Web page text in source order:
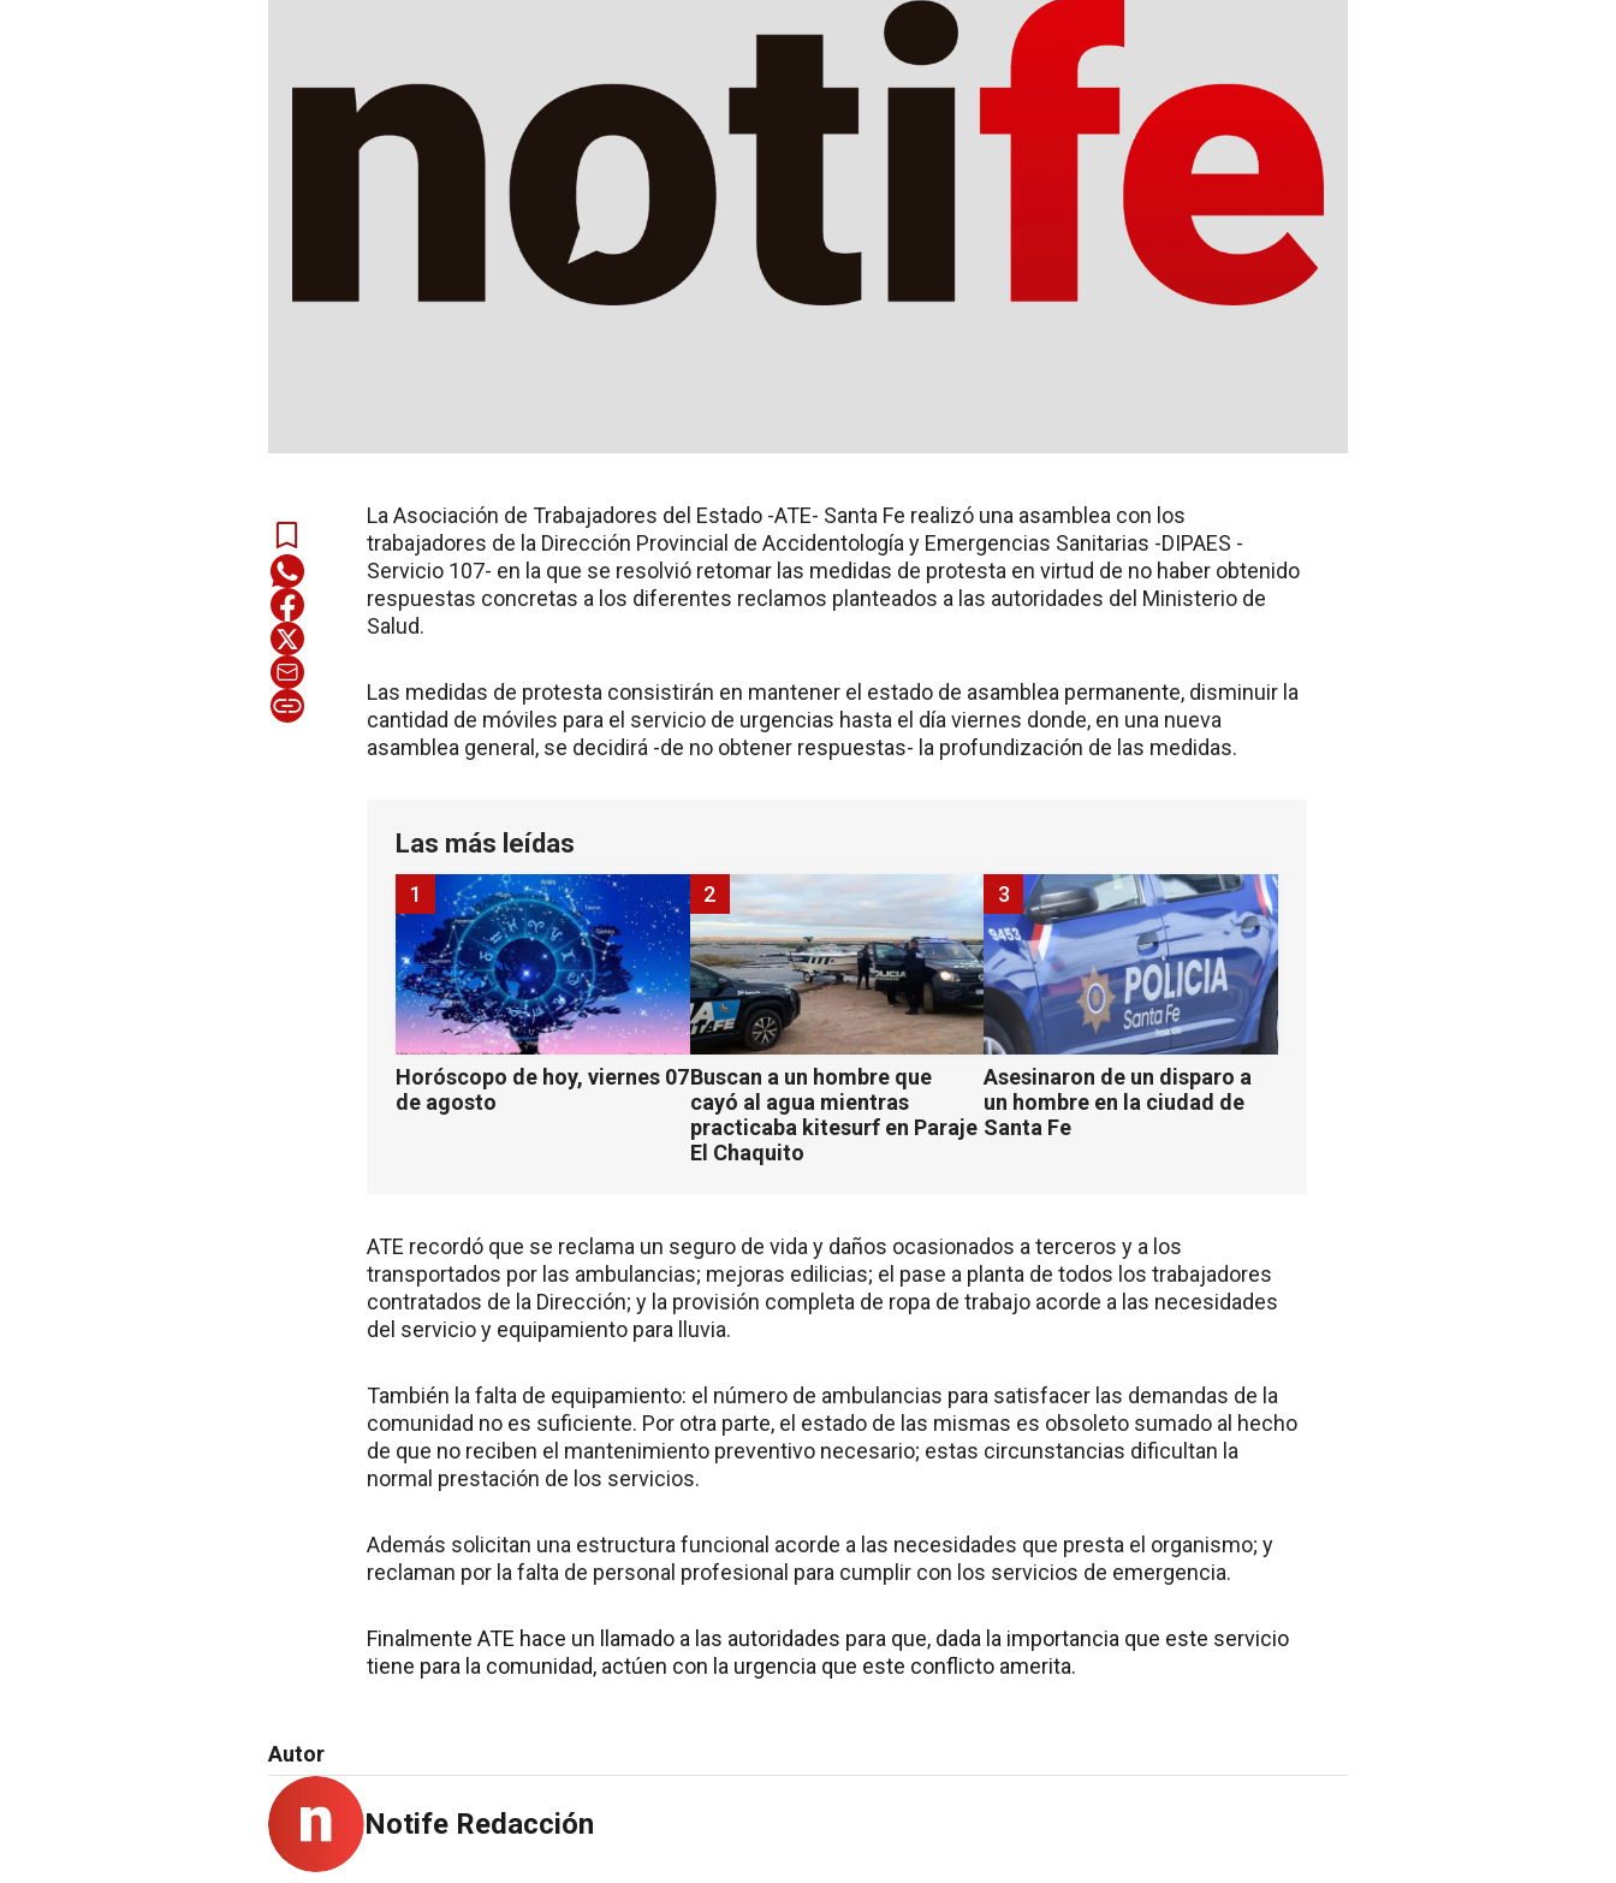
La Asociación de Trabajadores del Estado -ATE- Santa Fe realizó una asamblea con los
trabajadores de la Dirección Provincial de Accidentología y Emergencias Sanitarias -DIPAES -
Servicio 107- en la que se resolvió retomar las medidas de protesta en virtud de no haber obtenido
respuestas concretas a los diferentes reclamos planteados a las autoridades del Ministerio de
Salud.
Las medidas de protesta consistirán en mantener el estado de asamblea permanente, disminuir la
cantidad de móviles para el servicio de urgencias hasta el día viernes donde, en una nueva
asamblea general, se decidirá -de no obtener respuestas- la profundización de las medidas.
Las más leídas
Horóscopo de hoy, viernes 07
de agosto
1
Buscan a un hombre que
cayó al agua mientras
practicaba kitesurf en Paraje
El Chaquito
2
Asesinaron de un disparo a
un hombre en la ciudad de
Santa Fe
3
ATE recordó que se reclama un seguro de vida y daños ocasionados a terceros y a los
transportados por las ambulancias; mejoras edilicias; el pase a planta de todos los trabajadores
contratados de la Dirección; y la provisión completa de ropa de trabajo acorde a las necesidades
del servicio y equipamiento para lluvia.
También la falta de equipamiento: el número de ambulancias para satisfacer las demandas de la
comunidad no es suficiente. Por otra parte, el estado de las mismas es obsoleto sumado al hecho
de que no reciben el mantenimiento preventivo necesario; estas circunstancias dificultan la
normal prestación de los servicios.
Además solicitan una estructura funcional acorde a las necesidades que presta el organismo; y
reclaman por la falta de personal profesional para cumplir con los servicios de emergencia.
Finalmente ATE hace un llamado a las autoridades para que, dada la importancia que este servicio
tiene para la comunidad, actúen con la urgencia que este conflicto amerita.
Autor
Notife Redacción